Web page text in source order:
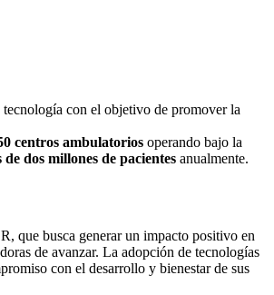
con el objetivo de promover la
centros ambulatorios operando bajo la
de dos millones de pacientes anualmente.
que busca generar un impacto positivo en
de avanzar. La adopción de tecnologías
con el desarrollo y bienestar de sus